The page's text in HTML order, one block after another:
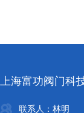
上海富功阀门科
联系人：林明